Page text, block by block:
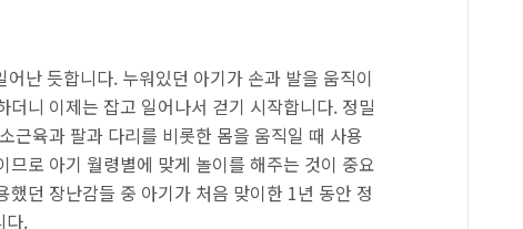
난 듯합니다. 누워있던 아기가 손과 발을 움직이
니 이제는 잡고 일어나서 걷기 시작합니다. 정밀
근육과 팔과 다리를 비롯한 몸을 움직일 때 사용
로 아기 월령별에 맞게 놀이를 해주는 것이 중요
던 장난감들 중 아기가 처음 맞이한 1년 동안 정
다.